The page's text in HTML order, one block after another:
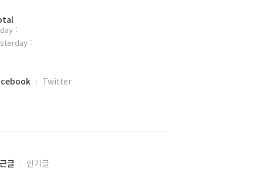
:
:
Twitter
글 인기글